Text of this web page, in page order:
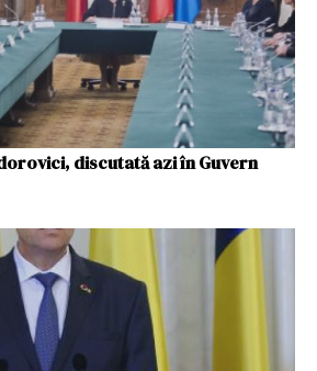
discutată azi în Guvern